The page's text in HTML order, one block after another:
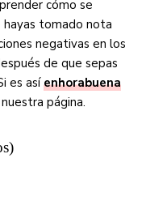
cómo se
hayas tomado nota
negativas en los
de que sepas
es asíenhorabuena
página.